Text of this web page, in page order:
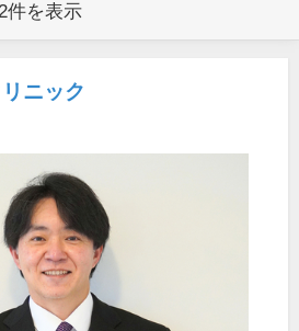
件を表示
ニック